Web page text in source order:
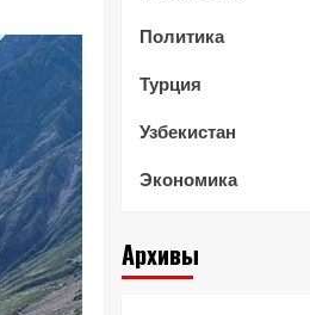
Политика
Турция
Узбекистан
Экономика
Архивы